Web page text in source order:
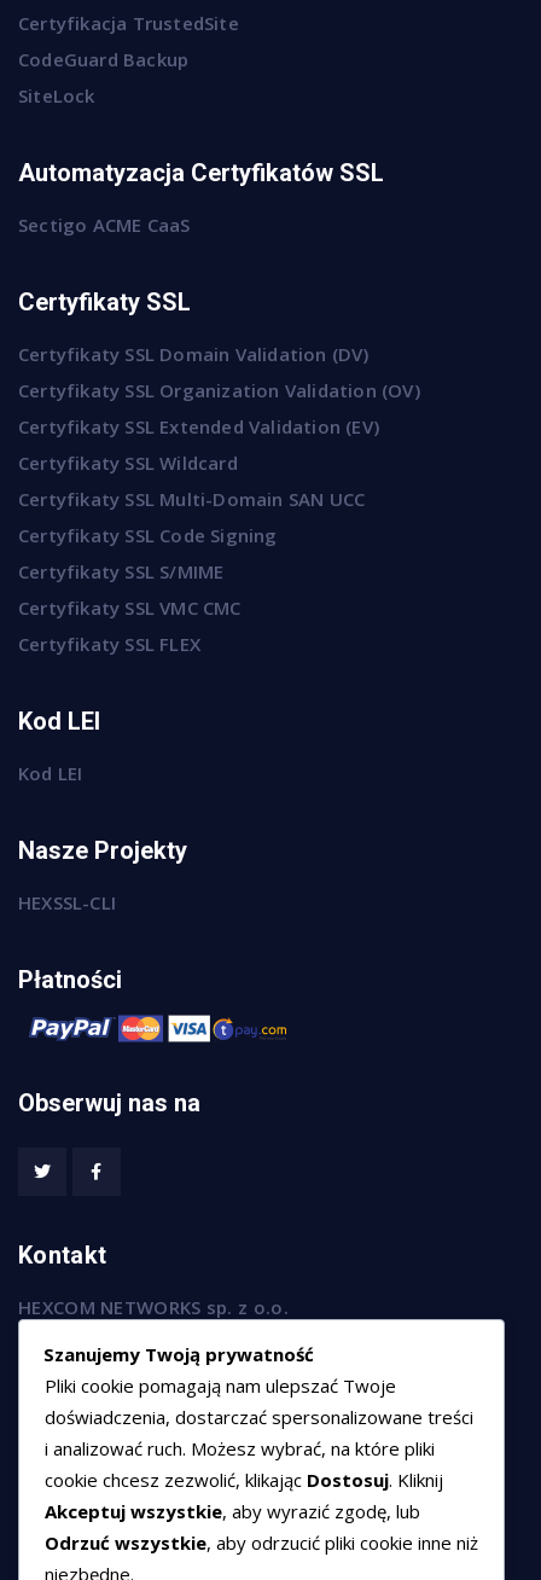
Certyfikacja TrustedSite
CodeGuard Backup
SiteLock
Automatyzacja Certyfikatów SSL
Sectigo ACME CaaS
Certyfikaty SSL
Certyfikaty SSL Domain Validation (DV)
Certyfikaty SSL Organization Validation (OV)
Certyfikaty SSL Extended Validation (EV)
Certyfikaty SSL Wildcard
Certyfikaty SSL Multi-Domain SAN UCC
Certyfikaty SSL Code Signing
Certyfikaty SSL S/MIME
Certyfikaty SSL VMC CMC
Certyfikaty SSL FLEX
Kod LEI
Kod LEI
Nasze Projekty
HEXSSL-CLI
Płatności
Obserwuj nas na
Kontakt
HEXCOM NETWORKS sp. z o.o.
ul. Marsz. Józefa Piłsudskiego 74/320,
50-020 Wrocław
+48 789 594 102
sprzedaz@hexssl.pl
Dokumenty
Szanujemy Twoją prywatność
Pliki cookie pomagają nam ulepszać Twoje
doświadczenia, dostarczać spersonalizowane treści
i analizować ruch. Możesz wybrać, na które pliki
cookie chcesz zezwolić, klikając Dostosuj. Kliknij
Akceptuj wszystkie, aby wyrazić zgodę, lub
Odrzuć wszystkie, aby odrzucić pliki cookie inne niż
niezbędne.